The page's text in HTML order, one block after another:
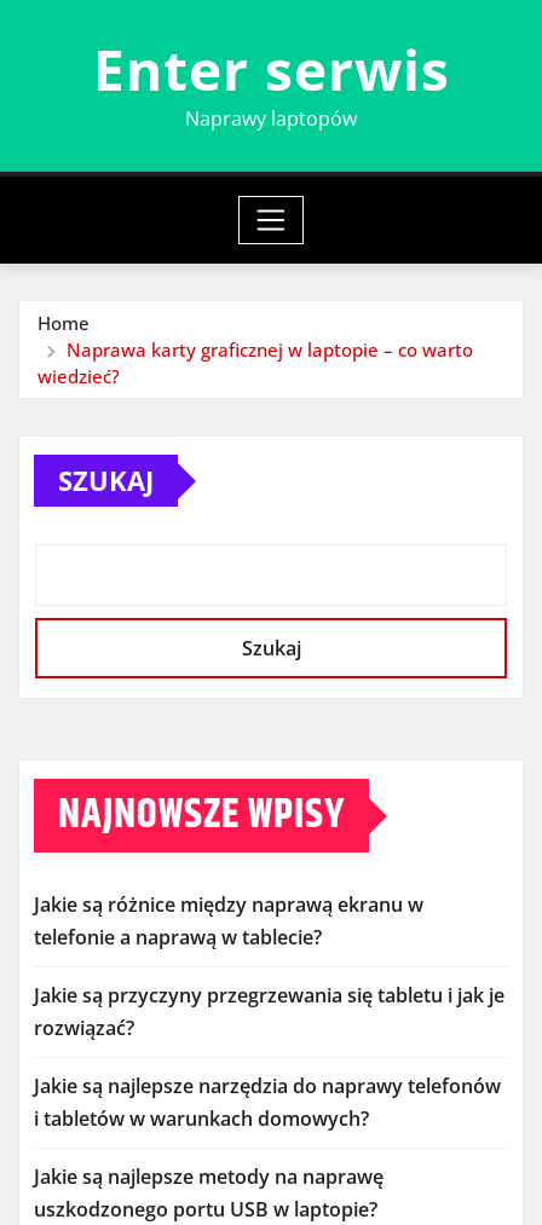
Enter serwis
Naprawy laptopów
Home
Naprawa karty graficznej w laptopie – co warto
wiedzieć?
SZUKAJ
Szukaj
NAJNOWSZE WPISY
Jakie są różnice między naprawą ekranu w
telefonie a naprawą w tablecie?
Jakie są przyczyny przegrzewania się tabletu i jak je
rozwiązać?
Jakie są najlepsze narzędzia do naprawy telefonów
i tabletów w warunkach domowych?
Jakie są najlepsze metody na naprawę
uszkodzonego portu USB w laptopie?